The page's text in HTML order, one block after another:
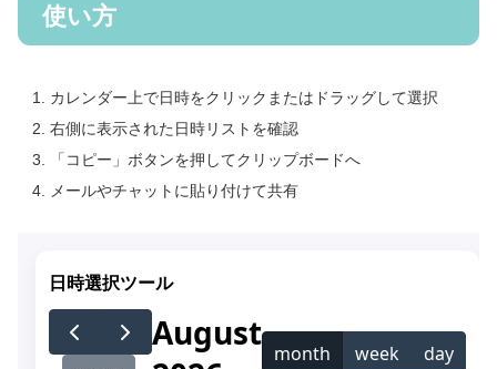
使い方
カレンダー上で日時をクリックまたはドラッグして選択
右側に表示された日時リストを確認
「コピー」ボタンを押してクリップボードへ
メールやチャットに貼り付けて共有